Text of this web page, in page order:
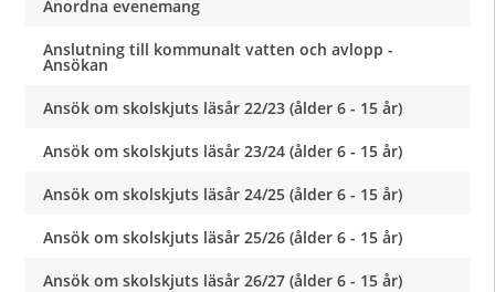
Anordna evenemang
Anslutning till kommunalt vatten och avlopp -
Ansökan
Ansök om skolskjuts läsår 22/23 (ålder 6 - 15 år)
Ansök om skolskjuts läsår 23/24 (ålder 6 - 15 år)
Ansök om skolskjuts läsår 24/25 (ålder 6 - 15 år)
Ansök om skolskjuts läsår 25/26 (ålder 6 - 15 år)
Ansök om skolskjuts läsår 26/27 (ålder 6 - 15 år)